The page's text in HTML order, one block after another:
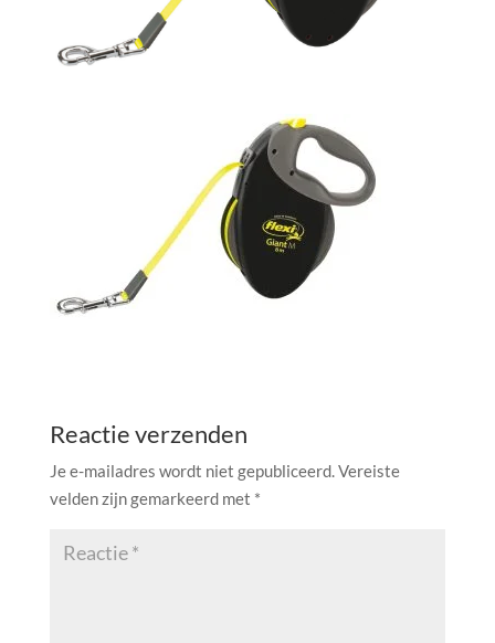
Reactie verzenden
Je e-mailadres wordt niet gepubliceerd.Vereiste
velden zijn gemarkeerd met *